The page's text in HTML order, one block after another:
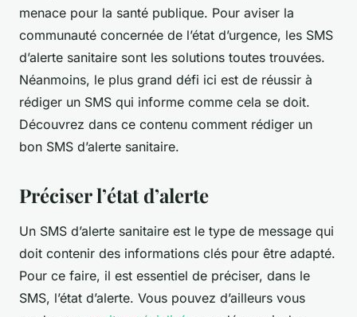
menace pour la santé publique. Pour aviser la
communauté concernée de l’état d’urgence, les SMS
d’alerte sanitaire sont les solutions toutes trouvées.
Néanmoins, le plus grand défi ici est de réussir à
rédiger un SMS qui informe comme cela se doit.
Découvrez dans ce contenu comment rédiger un
bon SMS d’alerte sanitaire.
Préciser l’état d’alerte
Un SMS d’alerte sanitaire est le type de message qui
doit contenir des informations clés pour être adapté.
Pour ce faire, il est essentiel de préciser, dans le
SMS, l’état d’alerte. Vous pouvez d’ailleurs vous